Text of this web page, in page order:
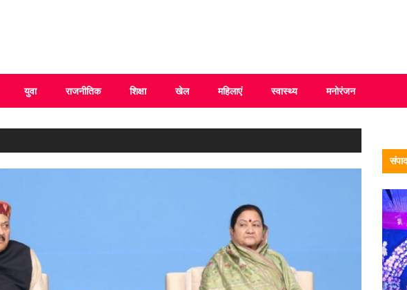
युवा राजनीतिक शिक्षा खेल महिलाएं स्वास्थ्य मनोरंजन